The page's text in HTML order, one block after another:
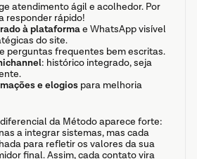
atendimento ágil e acolhedor. Por
responder rápido!
à plataforma e WhatsApp visível
do site.
e perguntas frequentes bem escritas.
: histórico integrado, seja
e elogios para melhoria
da Método aparece forte:
a integrar sistemas, mas cada
para refletir os valores da sua
final. Assim, cada contato vira